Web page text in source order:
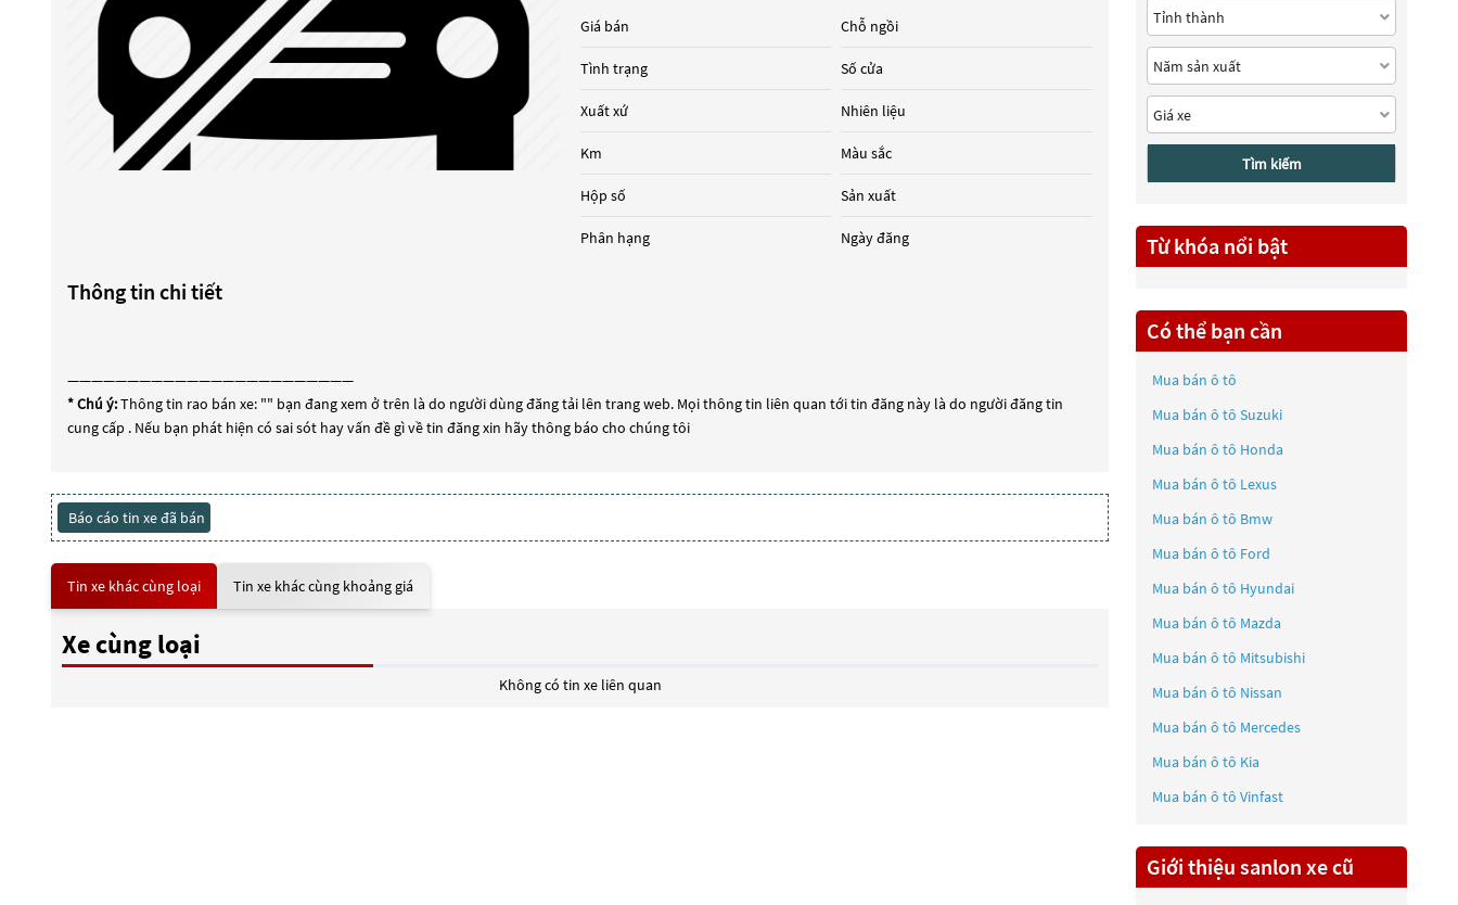
Giá bán
Tình trạng
Xuất xứ
Km
Hộp số
Phân hạng
Chỗ ngồi
Số cửa
Nhiên liệu
Màu sắc
Sản xuất
Ngày đăng
Thông tin chi tiết
————————————————————————
* Chú ý:Thông tin rao bán xe: "" bạn đang xem ở trên là do người dùng đăng tải lên trang web. Mọi thông tin liên quan tới tin đăng này là do người đăng tin
cung cấp . Nếu bạn phát hiện có sai sót hay vấn đề gì về tin đăng xin hãy thông báo cho chúng tôi
Báo cáo tin xe đã bán
Tin xe khác cùng loại Tin xe khác cùng khoảng giá
Xe cùng loại
Không có tin xe liên quan
Tìm kiếm
Từ khóa nổi bật
Có thể bạn cần
Mua bán ô tô
Mua bán ô tô Suzuki
Mua bán ô tô Honda
Mua bán ô tô Lexus
Mua bán ô tô Bmw
Mua bán ô tô Ford
Mua bán ô tô Hyundai
Mua bán ô tô Mazda
Mua bán ô tô Mitsubishi
Mua bán ô tô Nissan
Mua bán ô tô Mercedes
Mua bán ô tô Kia
Mua bán ô tô Vinfast
Giới thiệu sanlon xe cũ